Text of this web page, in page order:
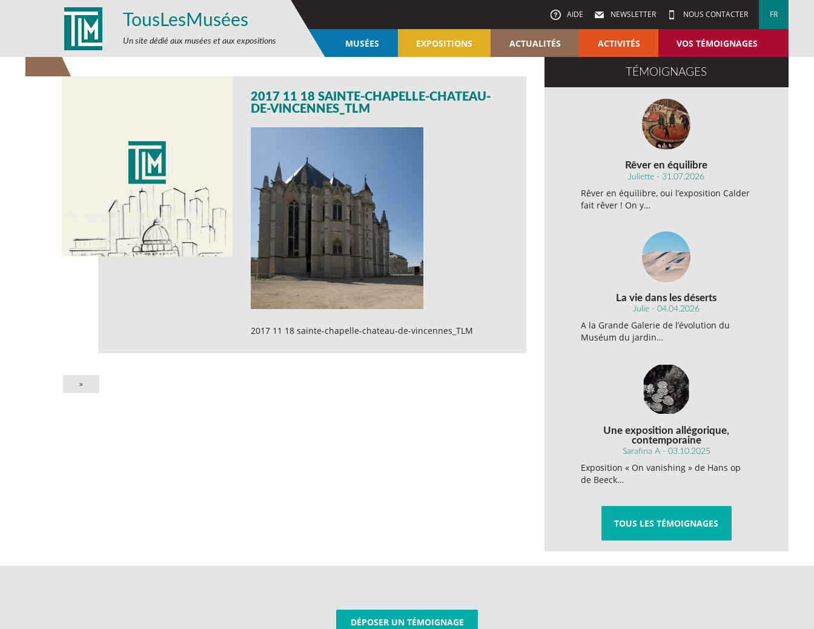
TousLesMusées
Un site dédié aux musées et aux expositions
AIDE NEWSLETTER NOUS CONTACTER FR
MUSÉES EXPOSITIONS ACTUALITÉS ACTIVITÉS VOS TÉMOIGNAGES
2017 11 18 SAINTE-CHAPELLE-CHATEAU-
DE-VINCENNES_TLM
2017 11 18 sainte-chapelle-chateau-de-vincennes_TLM
»
TÉMOIGNAGES
Rêver en équilibre
Juliette - 31.07.2026
Rêver en équilibre, oui l’exposition Calder
fait rêver ! On y…
La vie dans les déserts
Julie - 04.04.2026
A la Grande Galerie de l’évolution du
Muséum du jardin…
Une exposition allégorique,
contemporaine
Sarafina A - 03.10.2025
Exposition « On vanishing » de Hans op
de Beeck…
TOUS LES TÉMOIGNAGES
DÉPOSER UN TÉMOIGNAGE